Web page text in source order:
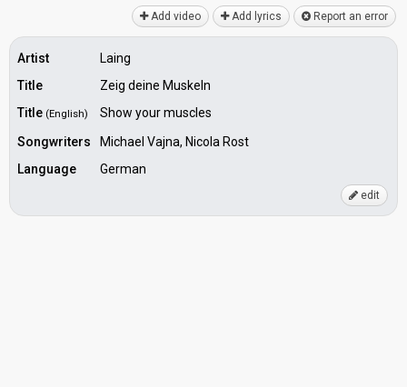
Add video Add lyrics Report an error
Artist
Laing
Title
Zeig deine Muskeln
Title (English)
Show your muscles
Songwriters
Michael Vajna, Nicola Rost
Language
German
edit